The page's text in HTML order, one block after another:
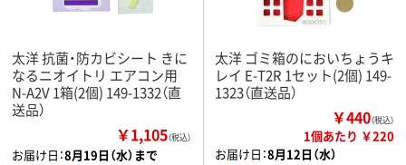
太洋 抗菌・防カビシート きに
なるニオイトリ エアコン用
N-A2V 1箱(2個) 149-1332（直
送品）
￥1,105（税込）
お届け日：8月19日（水）まで
太洋 ゴミ箱のにおいちょうキ
レイ E-T2R 1セット(2個) 149-
1323（直送品）
￥440（税込）
1個あたり ￥220
お届け日：8月12日（水）